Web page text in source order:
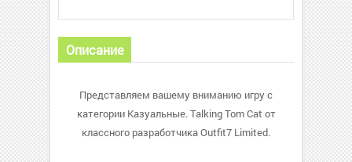
Описание
Представляем вашему вниманию игру с
категории Казуальные. Talking Tom Cat от
классного разработчика Outfit7 Limited.